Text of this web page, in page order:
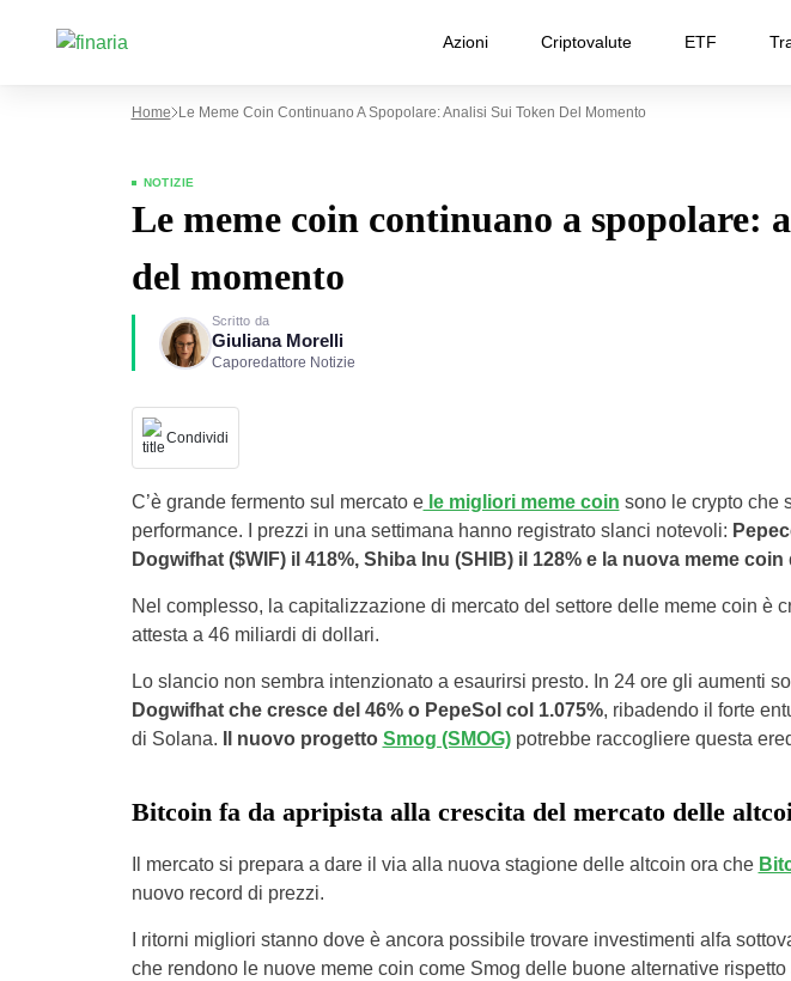
Azioni Criptovalute ETF
Home Le Meme Coin Continuano A Spopolare: Analisi Sui Token Del Momento
NOTIZIE
Le meme coin continuano a spopolare:
del momento
Scritto da
Giuliana Morelli
Caporedattore Notizie
Condividi
C’è grande fermento sul mercato ele migliori meme coin sono le crypto che
performance. I prezzi in una settimana hanno registrato slanci notevoli:
Dogwifhat ($WIF) il 418%, Shiba Inu (SHIB) il 128% e la nuova meme
Nel complesso, la capitalizzazione di mercato del settore delle meme coin è
attesta a 46 miliardi di dollari.
Lo slancio non sembra intenzionato a esaurirsi presto. In 24 ore gli aumenti
Dogwifhat che cresce del 46% o PepeSol col 1.075%, ribadendo il forte
di Solana.
Il nuovo progetto Smog (SMOG)potrebbe raccogliere questa
Bitcoin fa da apripista alla crescita del mercato delle
Il mercato si prepara a dare il via alla nuova stagione delle altcoin ora che
nuovo record di prezzi.
I ritorni migliori stanno dove è ancora possibile trovare investimenti alfa
che rendono le nuove meme coin come Smog delle buone alternative